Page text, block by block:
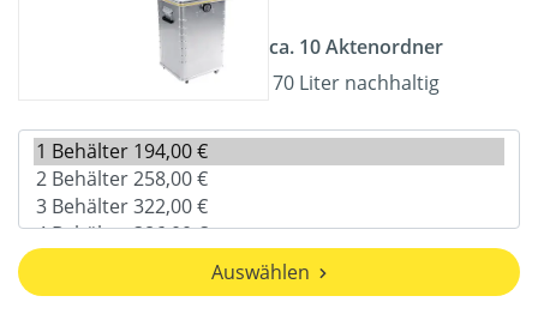
ca. 10 Aktenordner
70 Liter nachhaltig
Auswählen